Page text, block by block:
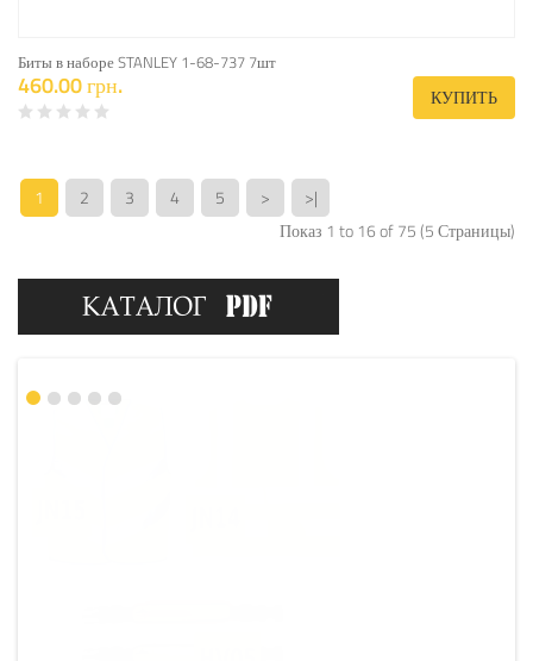
Биты в наборе STANLEY 1-68-737 7шт
460.00 грн. КУПИТЬ
1 2 3 4 5 >
>|
Показ 1 to 16 of 75 (5 Страницы)